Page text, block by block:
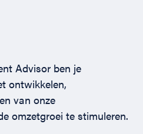
Advisor ben je
ontwikkelen,
van onze
omzetgroei te stimuleren.